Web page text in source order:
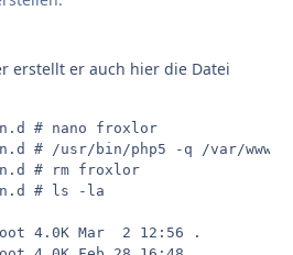
erstellt er auch hier die Datei
# nano froxlor
# /usr/bin/php5 -q /var/
# rm froxlor
# ls -la
4.0K Mar  2 12:56 .